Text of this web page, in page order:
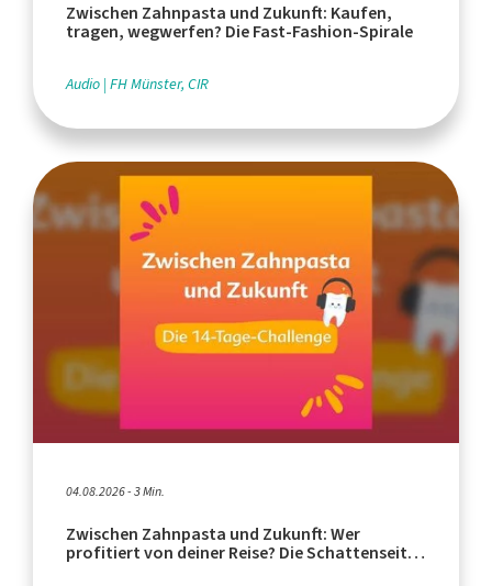
Zwischen Zahnpasta und Zukunft: Kaufen,
tragen, wegwerfen? Die Fast-Fashion-Spirale
Audio FH Münster, CIR
04.08.2026 - 3 Min.
Zwischen Zahnpasta und Zukunft: Wer
profitiert von deiner Reise? Die Schattenseiten